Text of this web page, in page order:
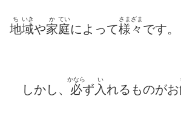
地
ち
域
いき
や家
か
庭
てい
によって様々
さまざま
です。
しかし、 必
かなら
ず入
い
れるものがお